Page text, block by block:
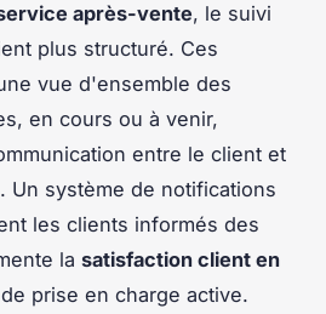
après-vente, le suivi
plus structuré. Ces
vue d'ensemble des
en cours ou à venir,
entre le client et
Un système de notifications
les clients informés des
la satisfaction client en
prise en charge active.